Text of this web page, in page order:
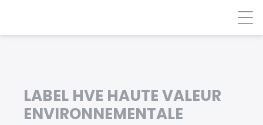
LABEL HVE HAUTE VALEUR
ENVIRONNEMENTALE